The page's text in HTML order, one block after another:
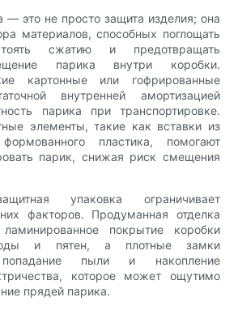
— это не просто защита изделия; она
материалов, способных поглощать
сжатию и предотвращать
парика внутри коробки.
картонные или гофрированные
внутренней амортизацией
парика при транспортировке.
элементы, такие как вставки из
пластика, помогают
парик, снижая риск смещения
упаковка ограничивает
факторов. Продуманная отделка
покрытие коробки
и пятен, а плотные замки
попадание пыли и накопление
которое может ощутимо
прядей парика.